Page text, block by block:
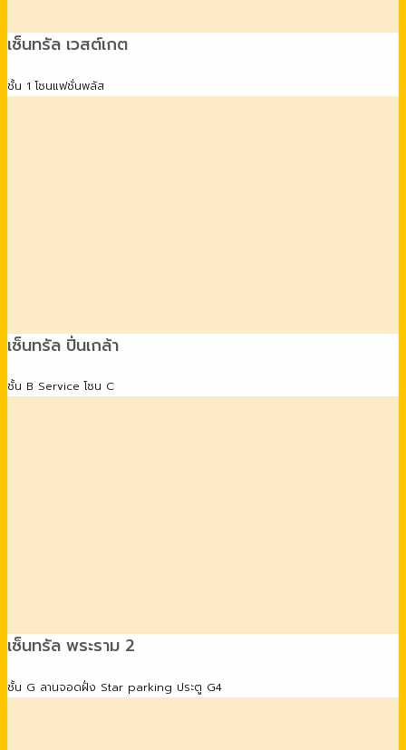
เซ็นทรัล เวสต์เกต
ชั้น 1 โซนแฟชั่นพลัส
เซ็นทรัล ปิ่นเกล้า
ชั้น B Service โซน C
เซ็นทรัล พระราม 2
ชั้น G ลานจอดฝั่ง Star parking ประตู G4